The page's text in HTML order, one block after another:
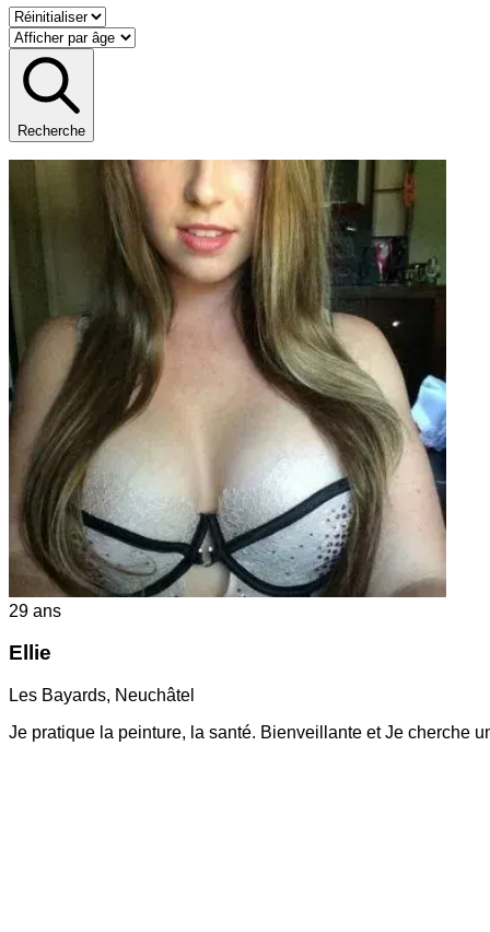
Recherche
29 ans
Ellie
Les Bayards, Neuchâtel
Je pratique la peinture, la santé. Bienveillante et Je cherche